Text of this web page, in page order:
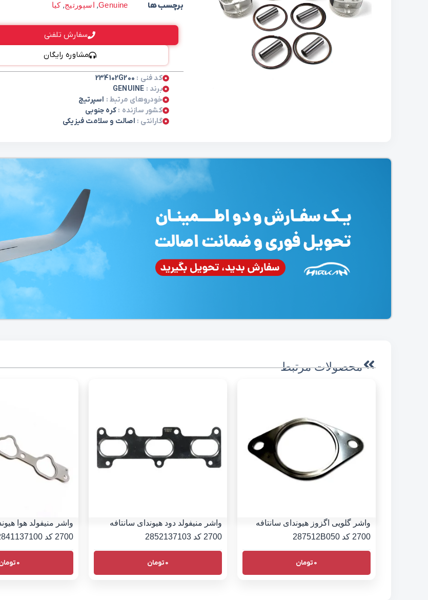
برچسب ها Genuine
, اسپورتیج,کیا
سفارش تلفنی
مشاوره رایگان
کد فنی : 234102G200
برند : GENUINE
خودروهای مرتبط : اسپرتیج
کشور سازنده :کره جنوبی
گارانتی : اصالت و سلامت فیزیکی
محصولات مرتبط
واشر گلویی اگزوز هیوندای سانتافه
2700 کد 287512B050
0تومان
واشر منیفولد دود هیوندای سانتافه
2700 کد 2852137103
0تومان
واشر منیفولد هوا
2700 کد 2841137100
0